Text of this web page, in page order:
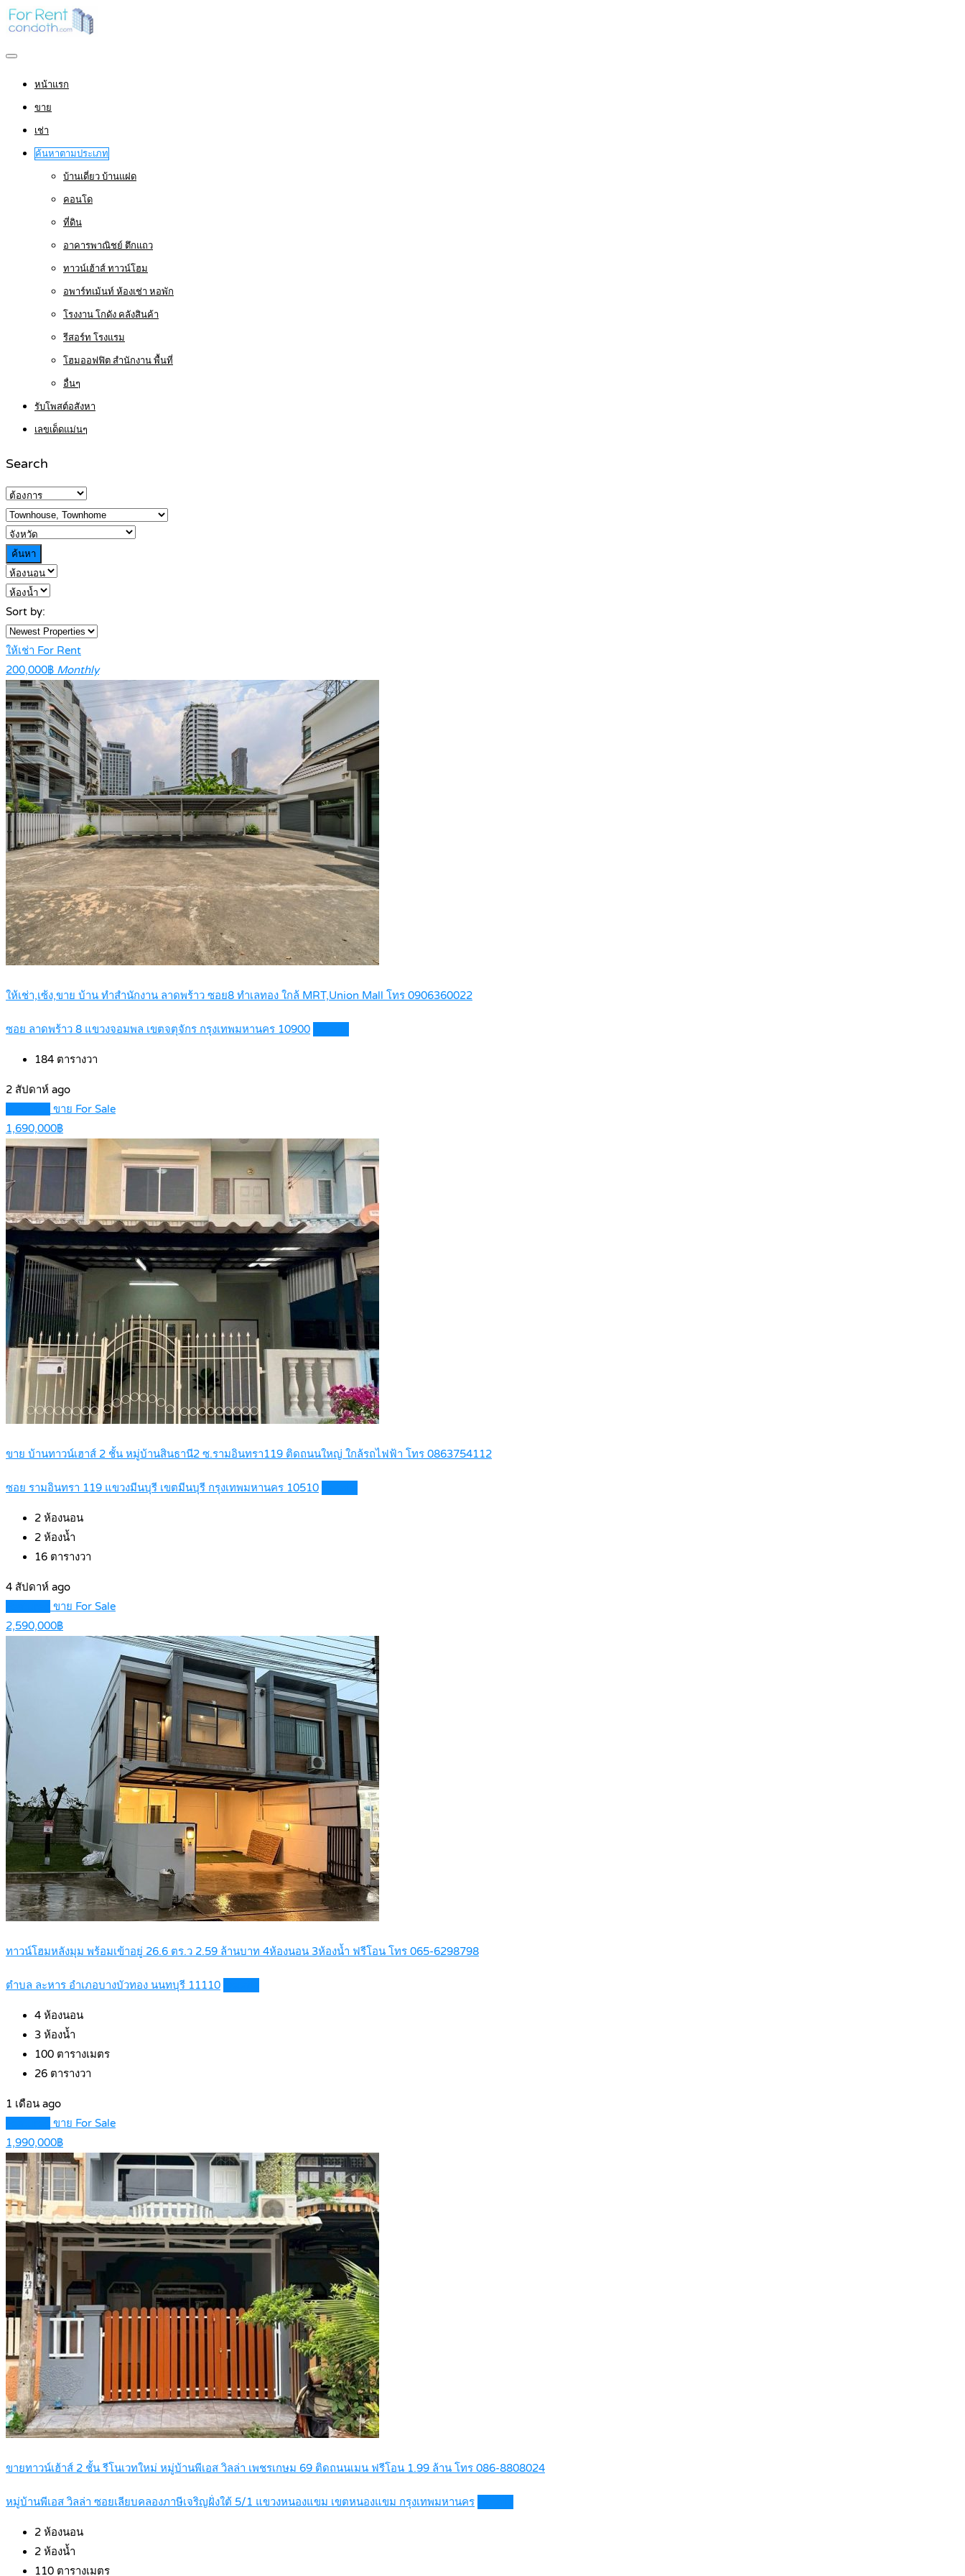
หน้าแรก
ขาย
เช่า
ค้นหาตามประเภท
บ้านเดี่ยว บ้านแฝด
คอนโด
ที่ดิน
อาคารพาณิชย์ ตึกแถว
ทาวน์เฮ้าส์ ทาวน์โฮม
อพาร์ทเม้นท์ ห้องเช่า หอพัก
โรงงาน โกดัง คลังสินค้า
รีสอร์ท โรงแรม
โฮมออฟฟิต สำนักงาน พื้นที่
อื่นๆ
รับโพสต์อสังหา
เลขเด็ดแม่นๆ
Search
ค้นหา
Sort by:
ให้เช่า For Rent
200,000฿ Monthly
ให้เช่า,เซ้ง,ขาย บ้าน ทำสำนักงาน ลาดพร้าว ซอย8 ทำเลทอง ใกล้ MRT,Union Mall โทร 0906360022
ซอย ลาดพร้าว 8 แขวงจอมพล เขตจตุจักร กรุงเทพมหานคร 10900
184 ตารางวา
2 สัปดาห์ ago
ขาย For Sale
1,690,000฿
ขาย บ้านทาวน์เฮาส์ 2 ชั้น หมู่บ้านสินธานี2 ซ.รามอินทรา119 ติดถนนใหญ่ ใกล้รถไฟฟ้า โทร 0863754112
ซอย รามอินทรา 119 แขวงมีนบุรี เขตมีนบุรี กรุงเทพมหานคร 10510
2 ห้องนอน
2 ห้องน้ำ
16 ตารางวา
4 สัปดาห์ ago
ขาย For Sale
2,590,000฿
ทาวน์โฮมหลังมุม พร้อมเข้าอยู่ 26.6 ตร.ว 2.59 ล้านบาท 4ห้องนอน 3ห้องน้ำ ฟรีโอน โทร 065-6298798
ตำบล ละหาร อำเภอบางบัวทอง นนทบุรี 11110
4 ห้องนอน
3 ห้องน้ำ
100 ตารางเมตร
26 ตารางวา
1 เดือน ago
ขาย For Sale
1,990,000฿
ขายทาวน์เฮ้าส์ 2 ชั้น รีโนเวทใหม่ หมู่บ้านพีเอส วิลล่า เพชรเกษม 69 ติดถนนเมน ฟรีโอน 1.99 ล้าน โทร 086-8808024
หมู่บ้านพีเอส วิลล่า ซอยเลียบคลองภาษีเจริญฝั่งใต้ 5/1 แขวงหนองแขม เขตหนองแขม กรุงเทพมหานคร
2 ห้องนอน
2 ห้องน้ำ
110 ตารางเมตร